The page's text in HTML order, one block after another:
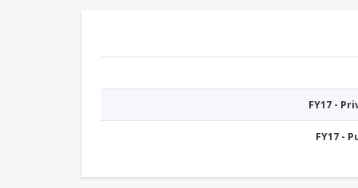
FY17 -
FY17 -